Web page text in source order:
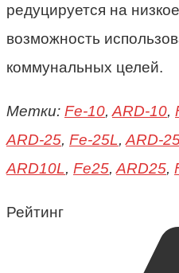
редуцируется на
возможность
коммунальных целей.
Метки: Fe-10, ARD-10,
ARD-25, Fe-25L, ARD-
ARD10L, Fe25, ARD25,
Рейтинг